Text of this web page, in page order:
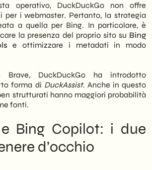
operativo, DuckDuckGo non offre
per i webmaster. Pertanto, la strategia
a quella per Bing. In particolare, è
la presenza del proprio sito su Bing
e ottimizzare i metadati in modo
Brave, DuckDuckGo ha introdotto
forma di DuckAssist. Anche in questo
strutturati hanno maggiori probabilità
fonti.
Bing Copilot: i due
d’occhio